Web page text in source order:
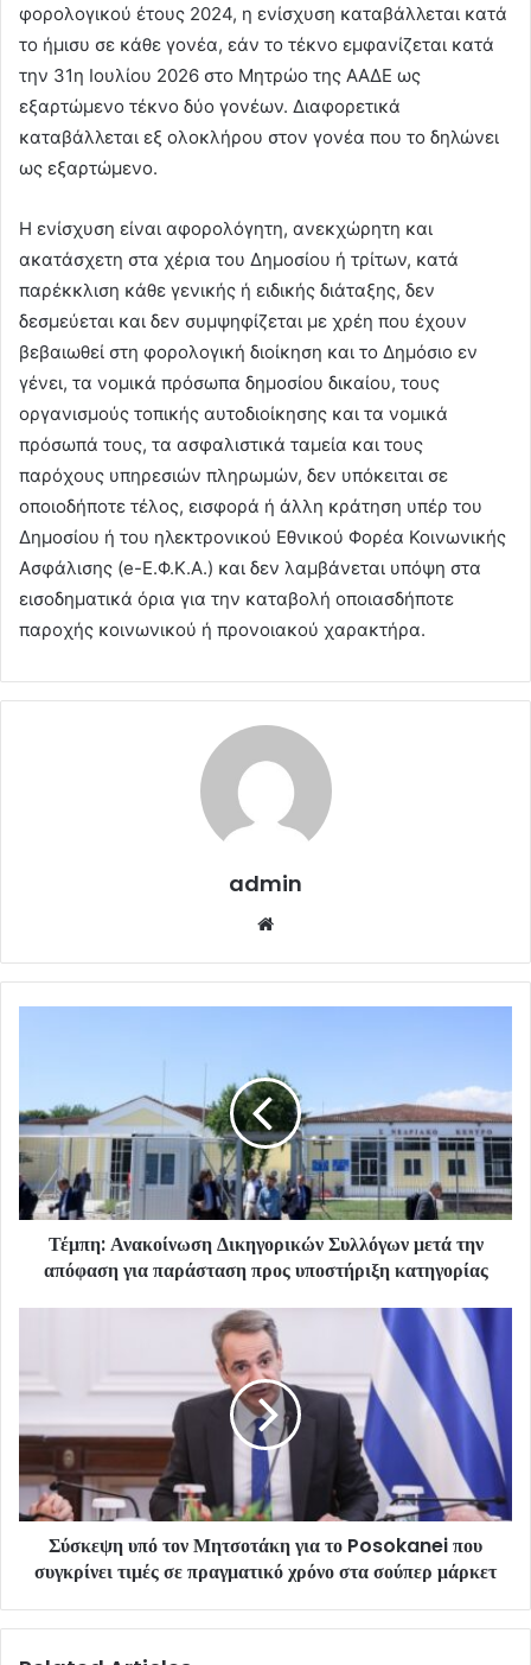
φορολογικού έτους 2024, η ενίσχυση καταβάλλεται κατά
το ήμισυ σε κάθε γονέα, εάν το τέκνο εμφανίζεται κατά
την 31η Ιουλίου 2026 στο Μητρώο της ΑΑΔΕ ως
εξαρτώμενο τέκνο δύο γονέων. Διαφορετικά
καταβάλλεται εξ ολοκλήρου στον γονέα που το δηλώνει
ως εξαρτώμενο.
Η ενίσχυση είναι αφορολόγητη, ανεκχώρητη και
ακατάσχετη στα χέρια του Δημοσίου ή τρίτων, κατά
παρέκκλιση κάθε γενικής ή ειδικής διάταξης, δεν
δεσμεύεται και δεν συμψηφίζεται με χρέη που έχουν
βεβαιωθεί στη φορολογική διοίκηση και το Δημόσιο εν
γένει, τα νομικά πρόσωπα δημοσίου δικαίου, τους
οργανισμούς τοπικής αυτοδιοίκησης και τα νομικά
πρόσωπά τους, τα ασφαλιστικά ταμεία και τους
παρόχους υπηρεσιών πληρωμών, δεν υπόκειται σε
οποιοδήποτε τέλος, εισφορά ή άλλη κράτηση υπέρ του
Δημοσίου ή του ηλεκτρονικού Εθνικού Φορέα Κοινωνικής
Ασφάλισης (e-Ε.Φ.Κ.Α.) και δεν λαμβάνεται υπόψη στα
εισοδηματικά όρια για την καταβολή οποιασδήποτε
παροχής κοινωνικού ή προνοιακού χαρακτήρα.
admin
Τέμπη: Ανακοίνωση Δικηγορικών Συλλόγων μετά την
απόφαση για παράσταση προς υποστήριξη κατηγορίας
Σύσκεψη υπό τον Μητσοτάκη για το Posokanei που
συγκρίνει τιμές σε πραγματικό χρόνο στα σούπερ μάρκετ